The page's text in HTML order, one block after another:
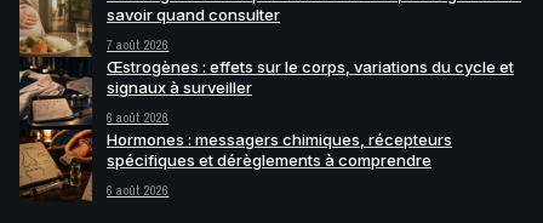
savoir quand consulter
7 août 2026
Œstrogènes : effets sur le corps, variations du cycle et
signaux à surveiller
6 août 2026
Hormones : messagers chimiques, récepteurs
spécifiques et dérèglements à comprendre
6 août 2026